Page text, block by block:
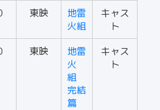
東映
地雷
火組
キャス
ト
東映
地雷
火
組
完結
篇
キャス
ト